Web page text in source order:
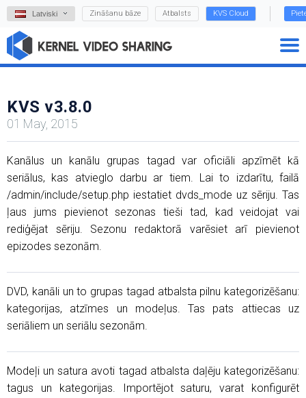
Latviski Zināšanu bāze Atbalsts KVS Cloud
KVS v3.8.0
01 May, 2015
Kanālus un kanālu grupas tagad var oficiāli apzīmēt kā
seriālus, kas atvieglo darbu ar tiem. Lai to izdarītu, failā
/admin/include/setup.php iestatiet dvds_mode uz sēriju. Tas
ļaus jums pievienot sezonas tieši tad, kad veidojat vai
rediģējat sēriju. Sezonu redaktorā varēsiet arī pievienot
epizodes sezonām.
DVD, kanāli un to grupas tagad atbalsta pilnu kategorizēšanu:
kategorijas, atzīmes un modeļus. Tas pats attiecas uz
seriāliem un seriālu sezonām.
Modeļi un satura avoti tagad atbalsta daļēju kategorizēšanu:
tagus un kategorijas. Importējot saturu, varat konfigurēt